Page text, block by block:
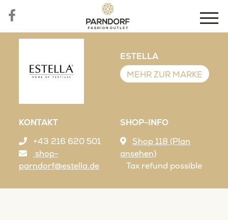
ESTELLA
MEHR ZUR MARKE
KONTAKT
+43 216 620 501
shop-
parndorf@estella.de
SHOP-INFO
Shop 118 (Plan
ansehen)
Tax refund possible